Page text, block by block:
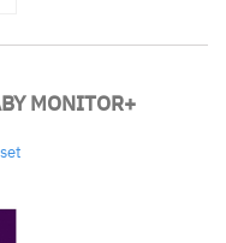
MONITOR+